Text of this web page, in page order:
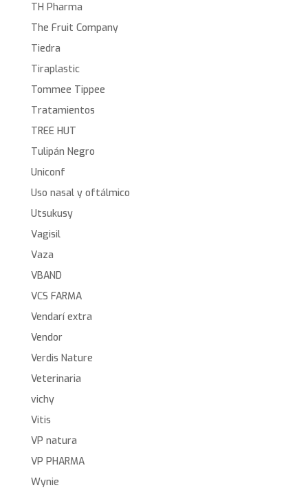
TH Pharma
The Fruit Company
Tiedra
Tiraplastic
Tommee Tippee
Tratamientos
TREE HUT
Tulipán Negro
Uniconf
Uso nasal y oftálmico
Utsukusy
Vagisil
Vaza
VBAND
VCS FARMA
Vendarí extra
Vendor
Verdis Nature
Veterinaria
vichy
Vitis
VP natura
VP PHARMA
Wynie